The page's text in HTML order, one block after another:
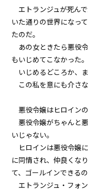
エトランジュが死ん
いた通りの世界になっ
たのだ。
あの女ときたら悪役
もいじめてこなかった。
いじめるどころか、
この私を意にも介さ
悪役令嬢はヒロイン
悪役令嬢がちゃんと
いじゃない。
ヒロインは悪役令嬢
に同情され、仲良くな
て、ゴールインできるの
エトランジュ・フォ